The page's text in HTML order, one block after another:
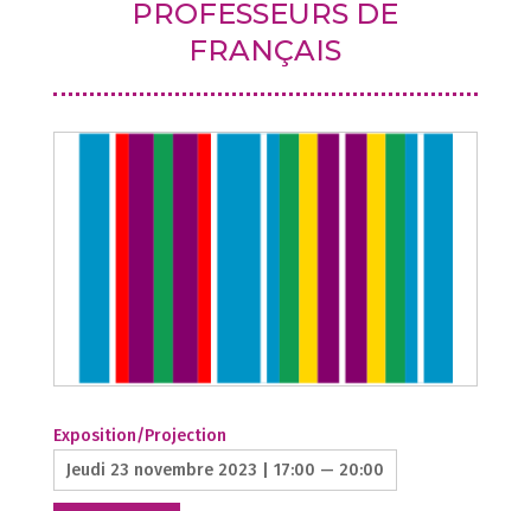
PROFESSEURS DE
FRANÇAIS
Exposition/Projection
Jeudi 23 novembre 2023 | 17:00 — 20:00